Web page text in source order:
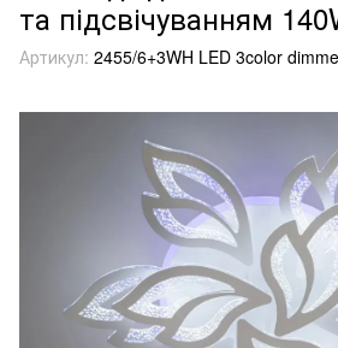
та підсвічуванням
Артикул: 2455/6+3WH LED 3color